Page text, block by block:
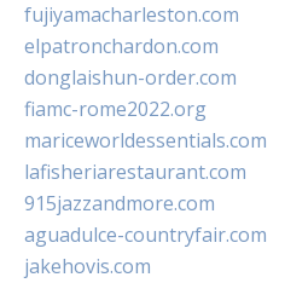
fujiyamacharleston.com
elpatronchardon.com
donglaishun-order.com
fiamc-rome2022.org
mariceworldessentials.com
lafisheriarestaurant.com
915jazzandmore.com
aguadulce-countryfair.com
jakehovis.com